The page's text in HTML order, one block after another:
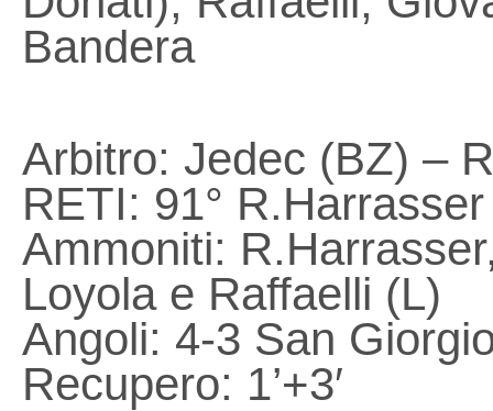
Bandera
Arbitro: Jedec (BZ) –
RETI: 91°
Ammoniti:
Loyola e Raffaelli (L)
Angoli: 4-3 San
Recupero: 1’+3′